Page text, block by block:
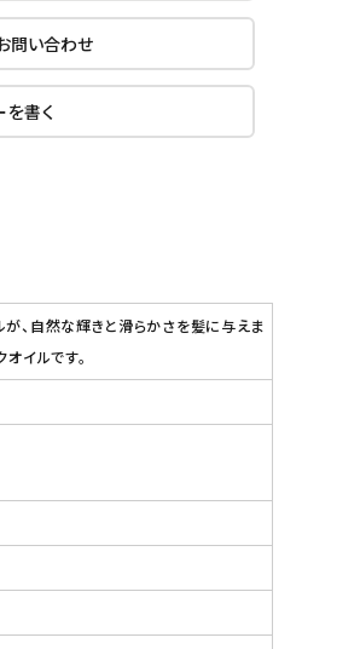
問い合わせ
を書く
、自然な輝きと滑らかさを髪に与えま
イルです。